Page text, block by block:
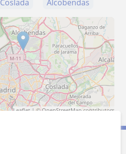
Coslada Alcobendas
Leaflet | ©OpenStreetMapcontributors